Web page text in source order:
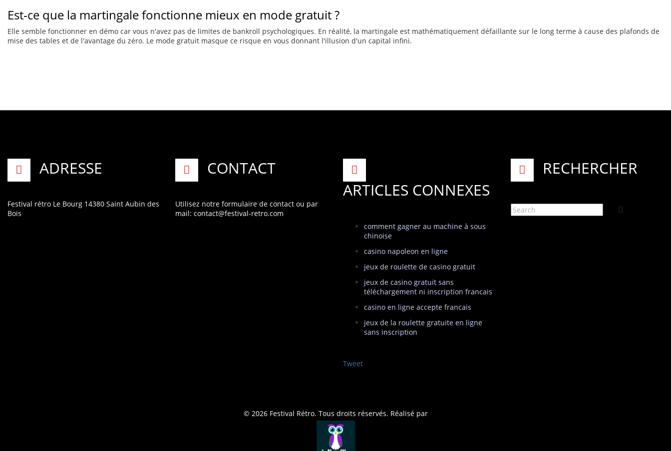
Est-ce que la martingale fonctionne mieux en mode gratuit ?
Elle semble fonctionner en démo car vous n'avez pas de limites de bankroll psychologiques. En réalité, la martingale est mathématiquement défaillante sur le long terme à cause des plafonds de
mise des tables et de l'avantage du zéro. Le mode gratuit masque ce risque en vous donnant l'illusion d'un capital infini.
ADRESSE
Festival rétro Le Bourg 14380 Saint Aubin des
Bois
CONTACT
Utilisez notre formulaire de contact ou par
mail: contact@festival-retro.com
ARTICLES CONNEXES
comment gagner au machine à sous
chinoise
casino napoleon en ligne
jeux de roulette de casino gratuit
jeux de casino gratuit sans
téléchargement ni inscription francais
casino en ligne accepte francais
jeux de la roulette gratuite en ligne
sans inscription
Tweet
RECHERCHER
© 2026 Festival Rétro. Tous droits réservés. Réalisé par